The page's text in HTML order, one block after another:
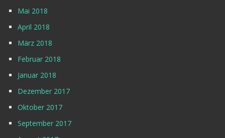
Mai 2018
April 2018
März 2018
Februar 2018
Januar 2018
Dezember 2017
Oktober 2017
September 2017